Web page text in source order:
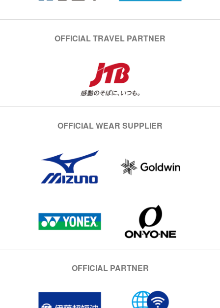
OFFICIAL TRAVEL PARTNER
OFFICIAL WEAR SUPPLIER
OFFICIAL PARTNER